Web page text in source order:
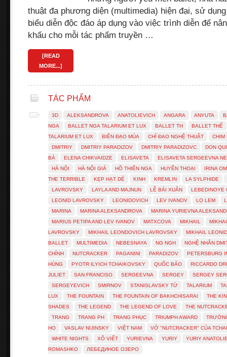
thuật đa phương diện (multimedia) hiện đại, sử
biểu diễn độc đáo áp dụng vào việc trình diễn để
khấu cho mỗi tác phẩm truyền …
[READ
MORE...]
TÁC PHẨM
3D ALEKSANDROVA ANATOLIEVICH ANGARA ANYUTA
NGA
BALLET NGA TALARIUM ET LUX BALLET TH
BALLET THẾ
TALARIUM ET LUX
BIÊN ĐẠO MÚA CHỈ ĐẠO NGHỆ THUẬT
CHIM
DMITRIY
DMITRIY PARADIZOV DMITRIY PARADIZOVC
DON
BÀ
ELENA CHIKVAIDZE ELISAVETA
ELISAVETA SERGEEVNA
HÀ NỘI
HÀ NỘI GIÁ HỒ THIÊN NGA HUYỀN THOẠI
IRINA
THE TERRIBLE
KẸP HẠT DẺ KINH KREMLIN
LA SYLPHIDE
LAVROVSKY
LAYLA AND MAJNUN LỄ BÁI XUÂN
LEBEDINOYE
LEONID LAVROVSKY
LEONIDOVICH LEV IVANOV LỌ LEM
MARINA
MARINA ALEKSANDROVA
MARINA YURIEVNA
MARIUS PETIPA AND LEV IVANOV
MATXCOVA MIKHAIL
LAVROVSKY
MIKHAIL LEONDOVICH LAVROVSKY
MIKHAIL
BALLET
MULTIMEDIA NEBESNAYA NG NGH
NGHỆ NHÂN
CHÍNH
NUTCRACKER PAGANINI PARADIZOV
PETERSBURG
HÙNG
PYOTR ILYICH TCHAIKOVSKY QUỐC BẢO
RICCARDO
JULIET
SAN FRANCISO SERGEEVNA SERGEY
SERGEY
SERGEYEVICH
SMIRNOV STANISLAVSKY TỪ TALARIUM
LUX
THE FOUNTAIN THE FOUNTAIN OF BAKHCHISARAI
THE
SHADES
THE LEGEND THE LEGEND OF LOVE
THE
TRANG
TRANG PH TRANG PHỤC TRIUMPH AWARD
HO
VASLAV NIJINSKY VIỆT NAM
VỞ "NUTCRACKER" CỦA
WHITE NIGHTS
XÔ VIẾT YURIEVNA YURIY
YURIY
ROMASHKO
ЛЕБЕДИНОЕ ОЗЕРО